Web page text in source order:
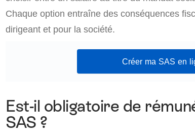
Chaque option entraîne des conséquences
dirigeant et pour la société.
Créer ma SAS en
Est-il obligatoire de
SAS ?